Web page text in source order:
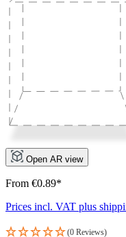
Open AR view
From €0.89*
Prices incl. VAT plus
(0 Reviews)